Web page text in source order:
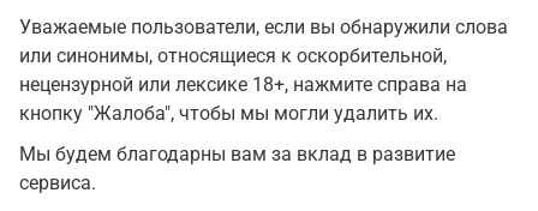
Уважаемые пользователи, если вы обнаружили слова
или синонимы, относящиеся к оскорбительной,
нецензурной или лексике 18+, нажмите справа на
кнопку "Жалоба", чтобы мы могли удалить их.
Мы будем благодарны вам за вклад в развитие
сервиса.